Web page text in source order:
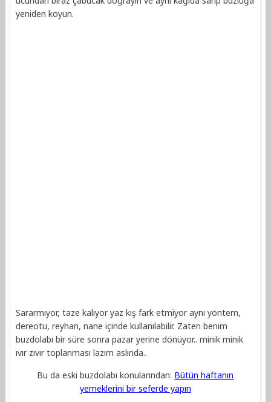
yeniden koyun.
Sararmıyor, taze kalıyor yaz kış fark etmiyor aynı yöntem,
dereotu, reyhan, nane içinde kullanılabilir. Zaten benim
buzdolabı bir süre sonra pazar yerine dönüyor.. minik minik
ıvır zıvır toplanması lazım aslında..
Bu da eski buzdolabı konularından: Bütün haftanın
yemeklerini bir seferde yapın